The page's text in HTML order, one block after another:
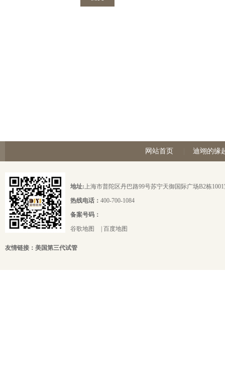
网站首页 迪翊的缘
地址:上海市普陀区丹巴路99号苏宁天御国际广场B2栋
热线电话： 400-700-1084
备案号码：
谷歌地图
百度地图
友情链接： 美国第三代试管